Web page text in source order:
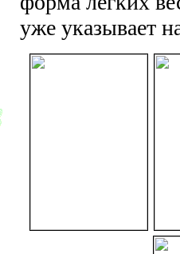
уже указывает